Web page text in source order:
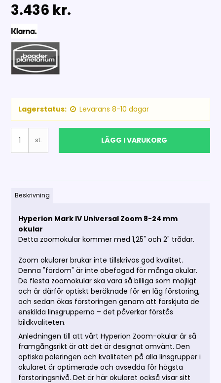
3.436 kr.
Lagerstatus: Levarans 8-10 dagar
st. LÄGG I VARUKORG
Beskrivning
Hyperion Mark IV Universal Zoom 8-24 mm
okular
Detta zoomokular kommer med 1,25" och 2" trådar.
Zoom okularer brukar inte tillskrivas god kvalitet.
Denna "fördom" är inte obefogad för många okular.
De flesta zoomokular ska vara så billiga som möjligt
och är därför optiskt beräknade för en låg förstoring,
och sedan ökas förstoringen genom att förskjuta de
enskilda linsgrupperna – det påverkar förstås
bildkvaliteten.
Anledningen till att vårt Hyperion Zoom-okular är så
framgångsrikt är att det är designat omvänt. Den
optiska poleringen och kvaliteten på alla linsgrupper i
okularet är optimerade och avsedda för högsta
förstoringsnivå. Det är här okularet också visar sitt